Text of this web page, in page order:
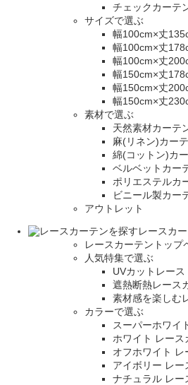
チェックカーテ
サイズで選ぶ
幅100cm×丈
幅100cm×丈
幅100cm×丈
幅150cm×丈
幅150cm×丈
幅150cm×丈
素材で選ぶ
天然素材カーテ
麻(リネン)カー
綿(コットン)カ
ベルベットカー
ポリエステルカ
ビニール製カー
アウトレット
レースカ
レースカーテントップ
人気特集で選ぶ
UVカットレース
遮熱断熱レース
素材感を楽しむ
カラーで選ぶ
スーパーホワイ
ホワイト レース
オフホワイト レ
アイボリー レー
ナチュラル レー